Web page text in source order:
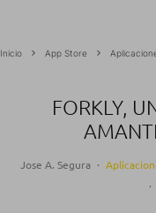
Inicio App Store
FORKLY,
Jose A. Segura ·
·